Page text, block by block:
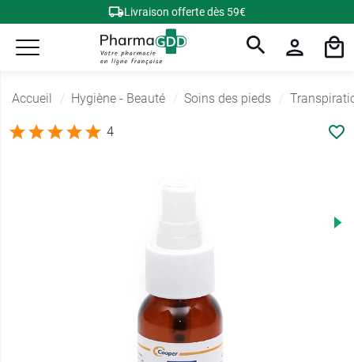
Livraison offerte dès 59€
Accueil Hygiène - Beauté Soins des pieds
4